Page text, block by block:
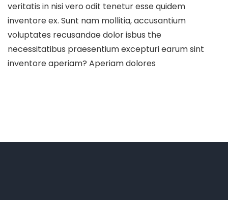
veritatis in nisi vero odit tenetur esse quidem
inventore ex. Sunt nam mollitia, accusantium
voluptates recusandae dolor isbus the
necessitatibus praesentium excepturi earum sint
inventore aperiam? Aperiam dolores